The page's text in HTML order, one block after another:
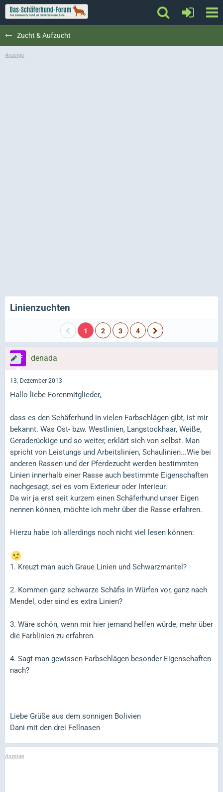
Zucht & Aufzucht
Linienzuchten
1 2 3 4
denada
13. Dezember 2013
Hallo liebe Forenmitglieder,
dass es den Schäferhund in vielen Farbschlägen gibt, ist mir
bekannt. Was Ost- bzw. Westlinien, Langstockhaar, Weiße,
Geraderückige und so weiter, erklärt sich von selbst. Man
spricht von Leistungs und Arbeitslinien, Schaulinien...Wie bei
anderen Rassen und der Pferdezucht werden bestimmten
Linien innerhalb einer Rasse auch bestimmte Eigenschaften
nachgesagt, sei es vom Exterieur oder Interieur.
Da wir ja erst seit kurzem einen Schäferhund unser Eigen
nennen können, möchte ich mehr über die Rasse erfahren.
Hierzu habe ich allerdings noch nicht viel lesen können:
1. Kreuzt man auch Graue Linien und Schwarzmantel?
2. Kommen ganz schwarze Schäfis in Würfen vor, ganz nach
Mendel, oder sind es extra Linien?
3. Wäre schön, wenn mir hier jemand helfen würde, mehr über
die Farblinien zu erfahren.
4. Sagt man gewissen Farbschlägen besonder Eigenschaften
nach?
Liebe Grüße aus dem sonnigen Bolivien
Dani mit den drei Fellnasen